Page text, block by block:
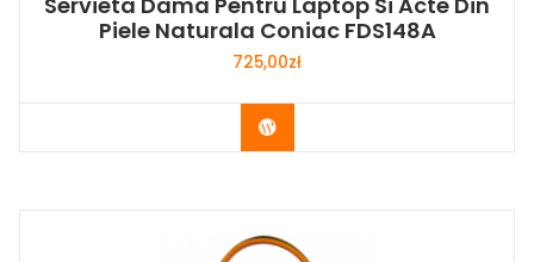
Piele Naturala Coniac FDS148A
725,00zł
Buy Now